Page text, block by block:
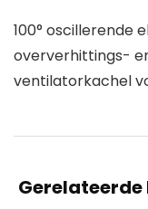
100° oscillerende
oververhittings-
ventilatorkachel